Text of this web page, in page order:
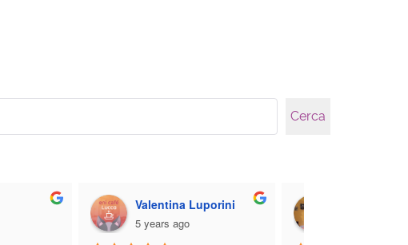
Cerca
Valentina Luporini
5 years ago